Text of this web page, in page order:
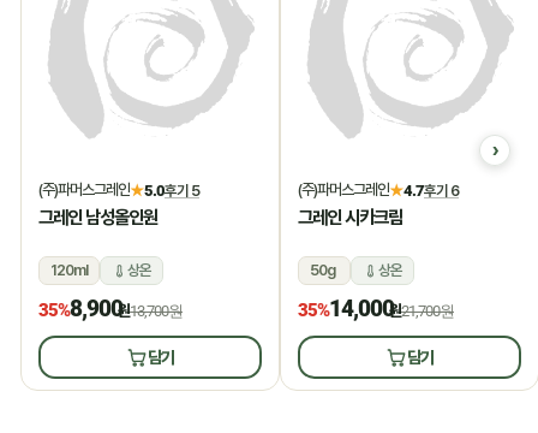
(주)파머스그레인★5.0후기 5
그레인 남성올인원
120ml 상온
35%8,900원13,700원
담기
(주)파머스그레인★4.7후기 6
그레인 시카크림
50g 상온
35%14,000원21,700원
담기